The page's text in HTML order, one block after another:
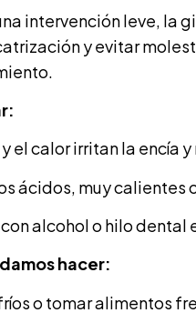
intervención leve, la
y evitar
y el calor irritan la encía
ácidos, muy calientes
alcohol o hilo dental
hacer:
o tomar alimentos